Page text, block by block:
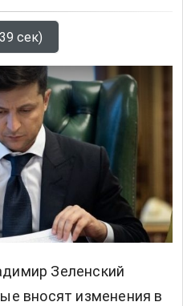
сек)
Зеленский
вносят изменения в